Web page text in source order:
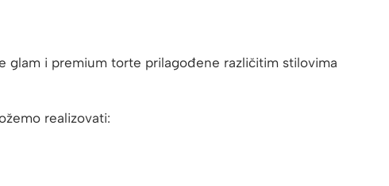
glam i premium torte prilagođene različitim stilovima
realizovati: